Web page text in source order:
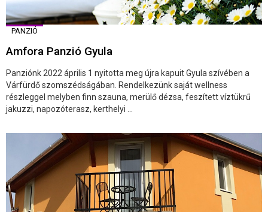
PANZIÓ
Amfora Panzió Gyula
Panziónk 2022 április 1 nyitotta meg újra kapuit Gyula szívében a
Várfürdő szomszédságában. Rendelkezünk saját wellness
részleggel melyben finn szauna, merülő dézsa, feszített víztükrű
jakuzzi, napozóterasz, kerthelyi ...